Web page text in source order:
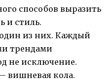
способов выразить
и стиль.
из них. Каждый
трендами
не исключение.
вишневая кола.